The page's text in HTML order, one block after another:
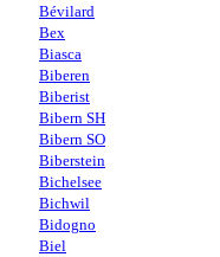
Bévilard
Bex
Biasca
Biberen
Biberist
Bibern SH
Bibern SO
Biberstein
Bichelsee
Bichwil
Bidogno
Biel